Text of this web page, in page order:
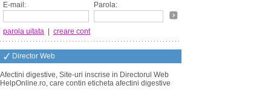
E-mail:
Parola:
parola uitata creare cont
Director Web
Afectini digestive, Site-uri inscrise in Directorul Web
HelpOnline.ro, care contin eticheta afectini digestive